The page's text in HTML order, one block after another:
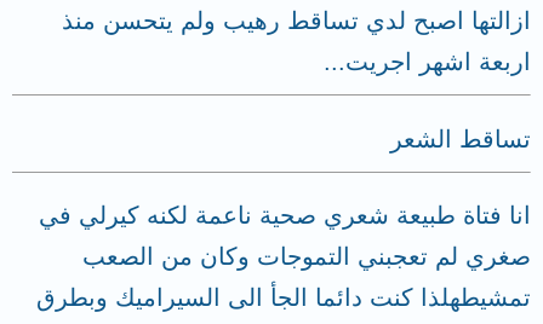
ازالتها اصبح لدي تساقط رهيب ولم يتحسن منذ
اربعة اشهر اجريت...
تساقط الشعر
انا فتاة طبيعة شعري صحية ناعمة لكنه كيرلي في
صغري لم تعجبني التموجات وكان من الصعب
تمشيطهلذا كنت دائما الجأ الى السيراميك وبطرق